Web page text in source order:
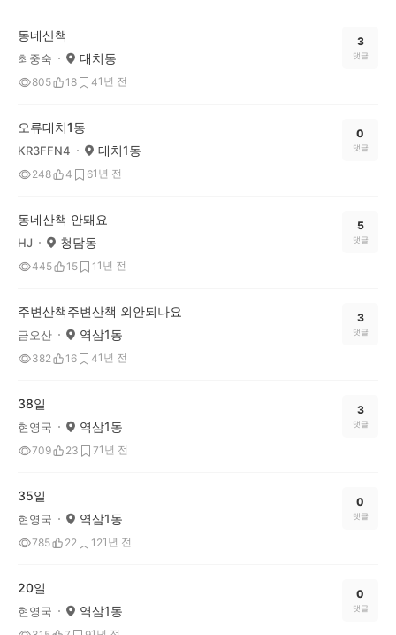
동네산책
최중숙 대치동
805 18 41년 전
3
댓글
오류대치1동
KR3FFN4 대치1동
248 4 61년 전
0
댓글
동네산책 안돼요
HJ 청담동
445 15 1 1년 전
5
댓글
주변산책주변산책 외안되나요
금오산 역삼1동
382 16 41년 전
3
댓글
38일
현영국 역삼1동
709 23 71년 전
3
댓글
35일
현영국 역삼1동
785 22 121년 전
0
댓글
20일
현영국 역삼1동
0
댓글